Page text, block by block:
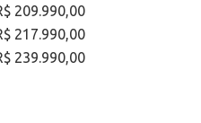
209.990,00
217.990,00
239.990,00